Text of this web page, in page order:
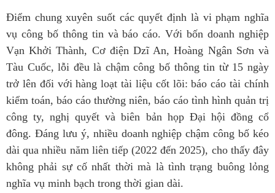
Điểm chung xuyên suốt các quyết định là vi phạm nghĩa
vụ công bố thông tin và báo cáo. Với bốn doanh nghiệp
Vạn Khởi Thành, Cơ điện Dzĩ An, Hoàng Ngân Sơn và
Tàu Cuốc, lỗi đều là chậm công bố thông tin từ 15 ngày
trở lên đối với hàng loạt tài liệu cốt lõi: báo cáo tài chính
kiểm toán, báo cáo thường niên, báo cáo tình hình quản trị
công ty, nghị quyết và biên bản họp Đại hội đồng cổ
đông. Đáng lưu ý, nhiều doanh nghiệp chậm công bố kéo
dài qua nhiều năm liên tiếp (2022 đến 2025), cho thấy đây
không phải sự cố nhất thời mà là tình trạng buông lỏng
nghĩa vụ minh bạch trong thời gian dài.